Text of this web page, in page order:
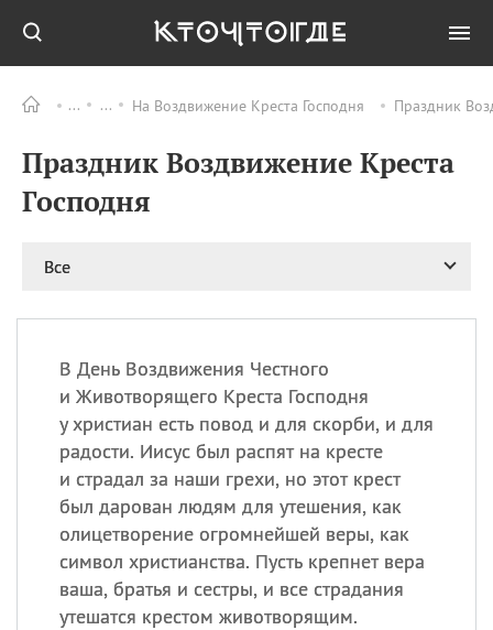
На Воздвижение Креста Господня Праздник
Праздник Воздвижение Креста
Господня
Все
В День Воздвижения Честного
и Животворящего Креста Господня
у христиан есть повод и для скорби, и для
радости. Иисус был распят на кресте
и страдал за наши грехи, но этот крест
был дарован людям для утешения, как
олицетворение огромнейшей веры, как
символ христианства. Пусть крепнет вера
ваша, братья и сестры, и все страдания
утешатся крестом животворящим.
ПРАЗДНИКИ Все
08.08 День «Счастье
случается» (Happiness
великомученика
покровителя всех
врачей и целителя
больных
09.08 День книголюбов (Book
Lovers Day)
ИМЕНА
Все
Сегодня празднуют именины